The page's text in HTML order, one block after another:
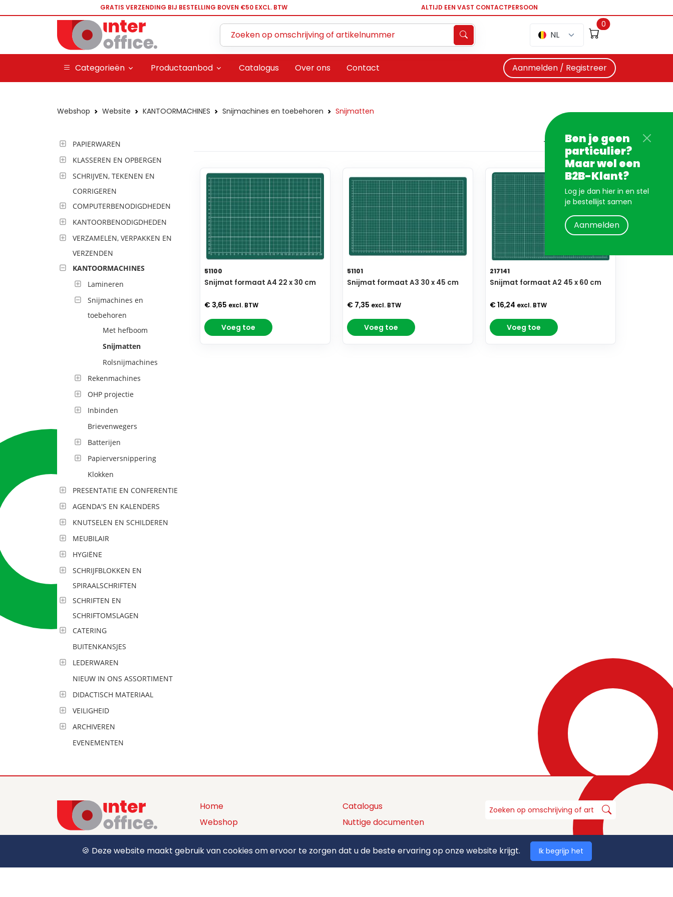
GRATIS VERZENDING BIJ BESTELLING BOVEN €50 EXCL. BTW ALTIJD EEN VAST CONTACTPERSOON
NL
0
Categorieën Productaanbod Catalogus Over ons Contact Aanmelden / Registreer
Ben je geen
particulier?
Maar wel een
B2B-Klant?
Log je dan hier in en stel
je bestellijst samen
Aanmelden
Webshop Website KANTOORMACHINES Snijmachines en toebehoren Snijmatten
PAPIERWAREN
KLASSEREN EN OPBERGEN
SCHRIJVEN, TEKENEN EN
CORRIGEREN
COMPUTERBENODIGDHEDEN
KANTOORBENODIGDHEDEN
VERZAMELEN, VERPAKKEN EN
VERZENDEN
KANTOORMACHINES
Lamineren
Snijmachines en
toebehoren
Met hefboom
Snijmatten
Rolsnijmachines
Rekenmachines
OHP projectie
Inbinden
Brievenwegers
Batterijen
Papierversnippering
Klokken
PRESENTATIE EN CONFERENTIE
AGENDA'S EN KALENDERS
KNUTSELEN EN SCHILDEREN
MEUBILAIR
HYGIËNE
SCHRIJFBLOKKEN EN
SPIRAALSCHRIFTEN
SCHRIFTEN EN
SCHRIFTOMSLAGEN
CATERING
BUITENKANSJES
LEDERWAREN
NIEUW IN ONS ASSORTIMENT
DIDACTISCH MATERIAAL
VEILIGHEID
ARCHIVEREN
EVENEMENTEN
51100
Snijmat formaat A4 22 x 30 cm
€ 3,65 excl. BTW
Voeg toe
51101
Snijmat formaat A3 30 x 45 cm
€ 7,35 excl. BTW
Voeg toe
217141
Snijmat formaat A2 45 x 60 cm
€ 16,24 excl. BTW
Voeg toe
+32 (0) 12 39 15 55
sales@interoffice.be
Home
Webshop
Productaanbod
Over ons
Contact
Catalogus
Nuttige documenten
Privacy policy
Algemene voorwaarden
🍪 Deze website maakt gebruik van cookies om ervoor te zorgen dat u de beste ervaring op onze website krijgt. Ik begrijp het